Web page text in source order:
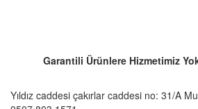
Garantili Ürünlere Hizmetimiz
Yıldız caddesi çakırlar caddesi no: 31/A